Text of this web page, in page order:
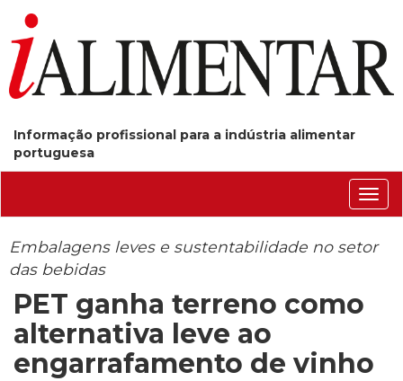
Informação profissional para a indústria alimentar
portuguesa
Embalagens leves e sustentabilidade no setor
das bebidas
PET ganha terreno como
alternativa leve ao
engarrafamento de vinho